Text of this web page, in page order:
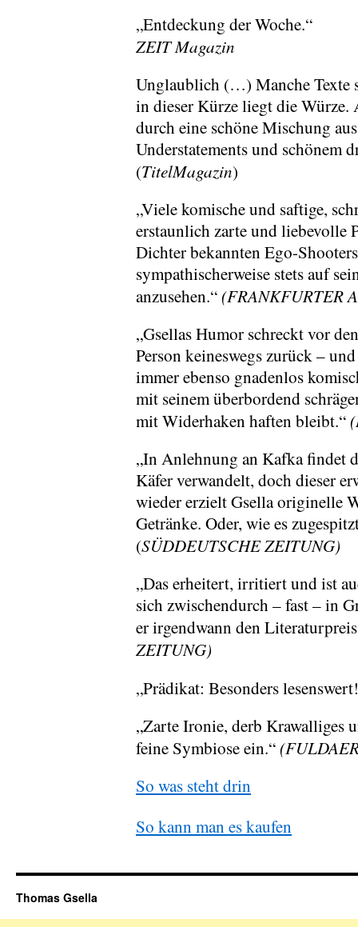
„Entdeckung der Woche.“
ZEIT Magazin
Unglaublich (…) Manche Texte
in dieser Kürze liegt die Würze.
durch eine schöne Mischung
Understatements und schönem
(TitelMagazin)
„Viele komische und saftige,
erstaunlich zarte und liebevolle
Dichter bekannten Ego-
sympathischerweise stets auf
anzusehen.“(FRANKFURTER
„Gsellas Humor schreckt vor
Person keineswegs zurück –
immer ebenso gnadenlos
mit seinem überbordend
mit Widerhaken haften bleibt.“
„In Anlehnung an Kafka findet
Käfer verwandelt, doch dieser
wieder erzielt Gsella originelle
Getränke. Oder, wie es
(SÜDDEUTSCHE ZEITUNG)
„Das erheitert, irritiert und ist
sich zwischendurch – fast – in
er irgendwann den
ZEITUNG)
„Prädikat: Besonders
„Zarte Ironie, derb Krawalliges
feine Symbiose ein.“
So was steht drin
So kann man es kaufen
Thomas Gsella